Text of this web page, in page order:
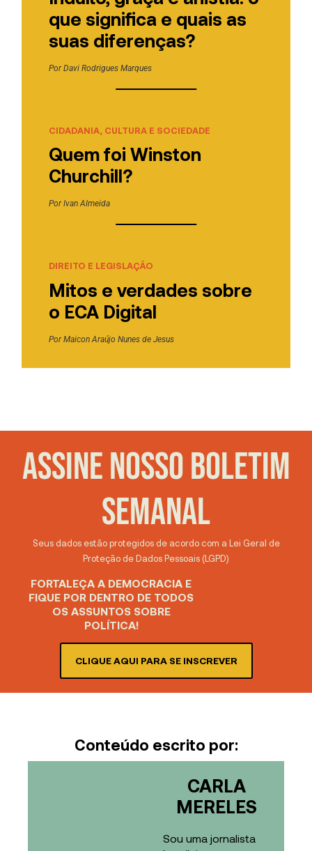
que significa e quais as
suas diferenças?
PorDavi Rodrigues Marques
CIDADANIA, CULTURA E SOCIEDADE
Quem foi Winston
Churchill?
PorIvan Almeida
DIREITO E LEGISLAÇÃO
Mitos e verdades sobre
o ECA Digital
PorMaicon Araújo Nunes de Jesus
ASSINE NOSSO BOLETIM
SEMANAL
Seus dados estão protegidos de acordo com a Lei Geral de
Proteção de Dados Pessoais (LGPD)
FORTALEÇA A DEMOCRACIA E
FIQUE POR DENTRO DE TODOS
OS ASSUNTOS SOBRE
POLÍTICA!
CLIQUE AQUI PARA SE INSCREVER
Conteúdo escrito por:
CARLA
MERELES
Sou uma jornalista